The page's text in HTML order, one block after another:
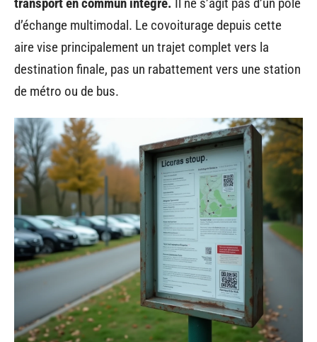
d’échange multimodal. Le covoiturage depuis cette
aire vise principalement un trajet complet vers la
destination finale, pas un rabattement vers une station
de métro ou de bus.